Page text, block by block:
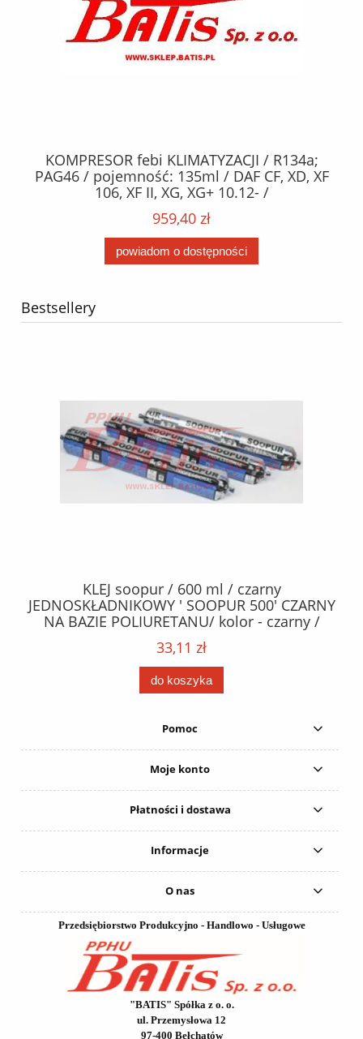
KOMPRESOR febi KLIMATYZACJI / R134a;
PAG46 / pojemność: 135ml / DAF CF, XD, XF
106, XF II, XG, XG+ 10.12- /
959,40 zł
powiadom o dostępności
Bestsellery
KLEJ soopur / 600 ml / czarny
JEDNOSKŁADNIKOWY ' SOOPUR 500' CZARNY
NA BAZIE POLIURETANU/ kolor - czarny /
karton 20 szt. / pistolet do kleju 307730 /
33,11 zł
do koszyka
Pomoc
Moje konto
Płatności i dostawa
Informacje
O nas
Przedsiębiorstwo Produkcyjno - Handlowo - Usługowe
"BATIS" Spółka z o. o.
ul. Przemysłowa 12
97-400 Bełchatów